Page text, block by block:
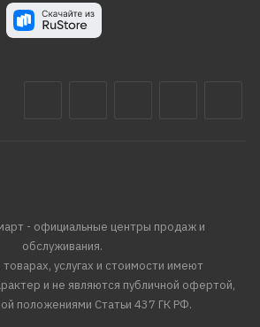
- официальные центры продаж и
обслуживания.
услугах и стоимости имеют
и не являются публичной офертой,
положениями Статьи 437 ГК РФ.